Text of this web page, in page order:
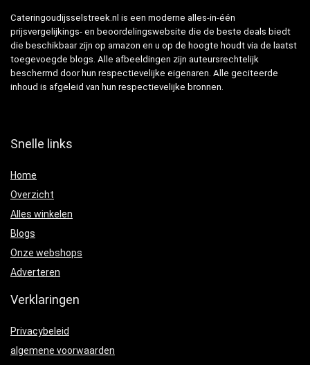
Cateringoudijsselstreek.nl is een moderne alles-in-één
prijsvergelijkings- en beoordelingswebsite die de beste deals biedt
die beschikbaar zijn op amazon en u op de hoogte houdt via de laatst
toegevoegde blogs. Alle afbeeldingen zijn auteursrechtelijk
beschermd door hun respectievelijke eigenaren. Alle geciteerde
inhoud is afgeleid van hun respectievelijke bronnen.
Snelle links
Home
Overzicht
Alles winkelen
Blogs
Onze webshops
Adverteren
Verklaringen
Privacybeleid
algemene voorwaarden